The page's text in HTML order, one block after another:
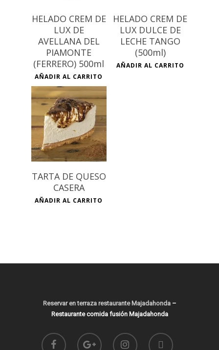
HELADO CREM DE
LUX DE
AVELLANA DEL
PIAMONTE
(FERRERO) 500ml
AÑADIR AL CARRITO
HELADO CREM DE
LUX DULCE DE
LECHE TANGO
(500ml)
AÑADIR AL CARRITO
€
TARTA DE QUESO
CASERA
AÑADIR AL CARRITO
Reservar en terraza restaurante Majadahonda–
Restaurante comida fusión Majadahonda
FOTOS
CARTA (Local y